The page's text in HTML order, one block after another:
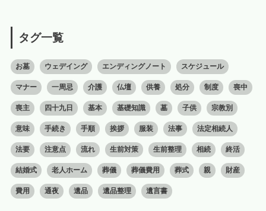
タグ一覧
お墓 ウェデイング エンディングノート スケジュール
マナー 一周忌 介護 仏壇 供養 処分 制度 喪中
喪主 四十九日 基本 基礎知識 墓 子供 宗教別
意味 手続き 手順 挨拶 服装 法事 法定相続人
法要 注意点 流れ 生前対策 生前整理 相続 終活
結婚式 老人ホーム 葬儀 葬儀費用 葬式 親 財産
費用 通夜 遺品 遺品整理 遺言書